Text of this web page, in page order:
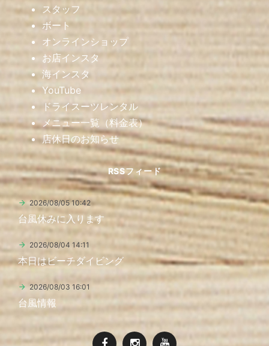
スタッフ
ボート
オンラインショップ
お店インスタ
海インスタ
YouTube
ドライスーツレンタル
メニュー一覧（料金表）
店休日のお知らせ
RSSフィード
2026/08/05 10:42
台風休みに入ります
2026/08/04 14:11
本日はビーチダイビング
2026/08/03 16:01
台風情報